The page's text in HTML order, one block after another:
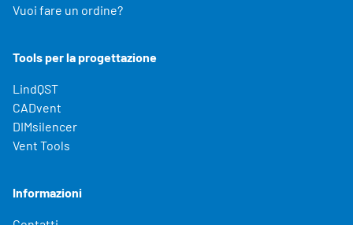
Vuoi fare un ordine?
Tools per la progettazione
LindQST
CADvent
DIMsilencer
Vent Tools
Informazioni